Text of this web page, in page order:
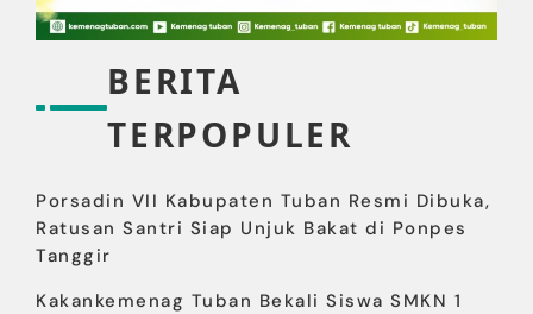
BERITA
TERPOPULER
Porsadin VII Kabupaten Tuban Resmi Dibuka,
Ratusan Santri Siap Unjuk Bakat di Ponpes
Tanggir
Kakankemenag Tuban Bekali Siswa SMKN 1